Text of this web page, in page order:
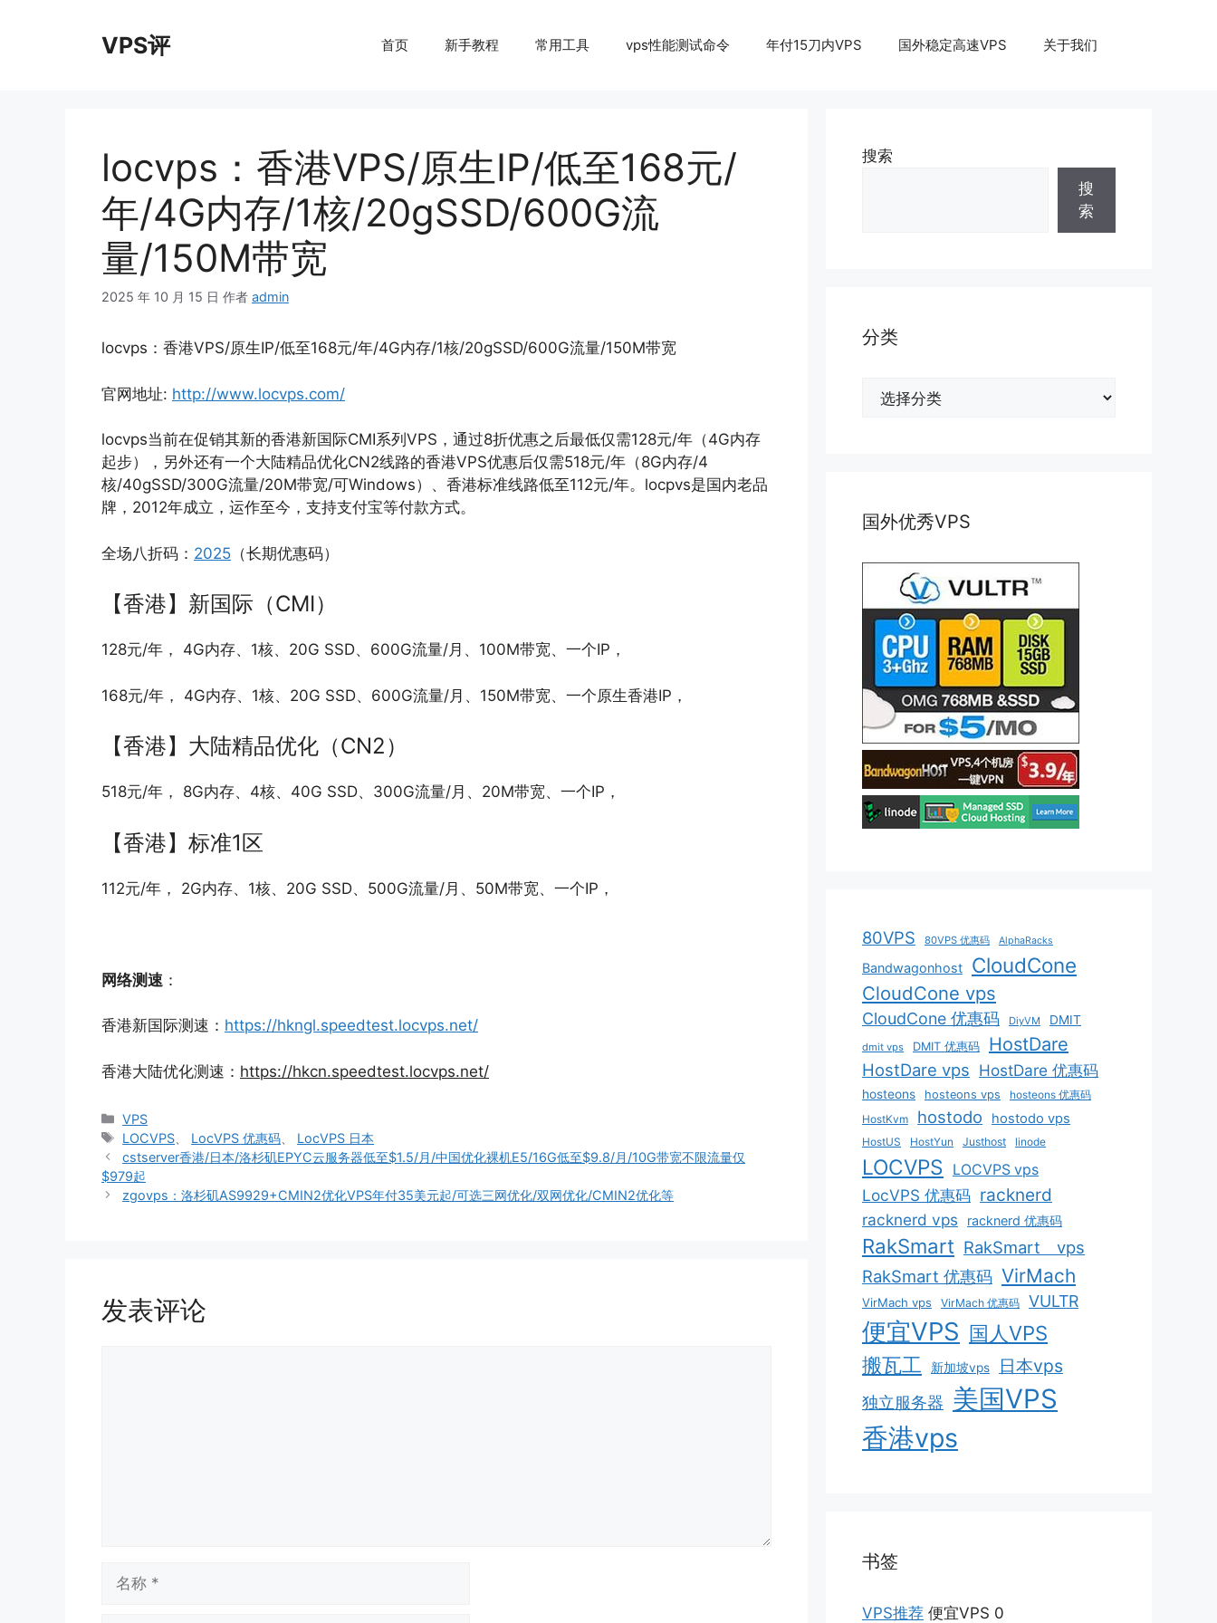
VPS评 首页 新手教程 常用工具 vps性能测试命令 年付15刀内VPS 国外稳定高速VPS 关于我们
locvps：香港VPS/原生IP/低至168元/
年/4G内存/1核/20gSSD/600G流
量/150M带宽
2025 年 10 月 15 日 作者 admin
locvps：香港VPS/原生IP/低至168元/年/4G内存/1核/20gSSD/600G流量/150M带宽
官网地址: http://www.locvps.com/
locvps当前在促销其新的香港新国际CMI系列VPS，通过8折优惠之后最低仅需128元/年（4G内存
起步），另外还有一个大陆精品优化CN2线路的香港VPS优惠后仅需518元/年（8G内存/4
核/40gSSD/300G流量/20M带宽/可Windows）、香港标准线路低至112元/年。locpvs是国内老品
牌，2012年成立，运作至今，支持支付宝等付款方式。
全场八折码： 2025 （长期优惠码）
【香港】新国际（CMI）
128元/年， 4G内存、1核、20G SSD、600G流量/月、100M带宽、一个IP，
168元/年， 4G内存、1核、20G SSD、600G流量/月、150M带宽、一个原生香港IP，
【香港】大陆精品优化（CN2）
518元/年， 8G内存、4核、40G SSD、300G流量/月、20M带宽、一个IP，
【香港】标准1区
112元/年， 2G内存、1核、20G SSD、500G流量/月、50M带宽、一个IP，
网络测速 ：
香港新国际测速： https://hkngl.speedtest.locvps.net/
香港大陆优化测速： https://hkcn.speedtest.locvps.net/
分
类
VPS
标
签
LOCVPS LocVPS 优惠码
LocVPS 日本
cstserver香港/日本/洛杉矶EPYC云服务器低至$1.5/月/中国优化裸机E5/16G低至$9.8/月/10G带宽不限流量仅
$979起
zgovps：洛杉矶AS9929+CMIN2优化VPS年付35美元起/可选三网优化/双网优化/CMIN2优化等
发表评论
搜索
搜
索
分类
国外优秀VPS
80VPS 80VPS 优惠码 AlphaRacks
Bandwagonhost CloudCone
CloudCone vps
CloudCone 优惠码 DiyVM DMIT
dmit vps DMIT 优惠码 HostDare
HostDare vps HostDare 优惠码
hosteons hosteons vps
hosteons 优惠码
HostKvm
hostodo hostodo vps
HostUS HostYun Justhost linode
LOCVPS LOCVPS vps
LocVPS 优惠码 racknerd
racknerd vps racknerd 优惠码
RakSmart RakSmart vps
RakSmart 优惠码 VirMach
VirMach vps VirMach 优惠码 VULTR
便宜VPS 国人VPS
搬瓦工
新加坡vps 日本vps
独立服务器 美国VPS
香港vps
书签
VPS推荐 便宜VPS 0